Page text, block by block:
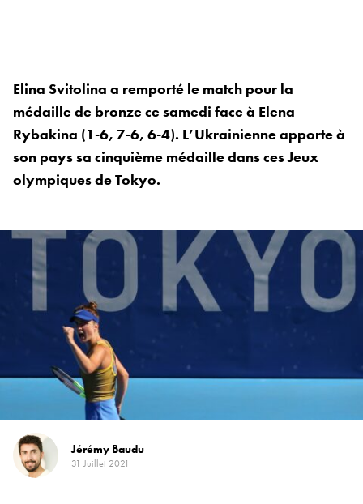
Elina Svitolina a remporté le match pour la
médaille de bronze ce samedi face à Elena
Rybakina (1-6, 7-6, 6-4). L’Ukrainienne apporte à
son pays sa cinquième médaille dans ces Jeux
olympiques de Tokyo.
Jérémy Baudu
31 Juillet 2021